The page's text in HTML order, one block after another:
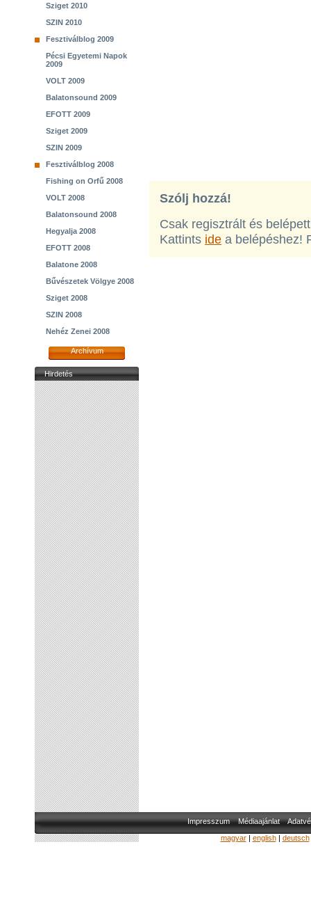
Sziget 2010
SZIN 2010
Fesztiválblog 2009
Pécsi Egyetemi Napok
2009
VOLT 2009
Balatonsound 2009
EFOTT 2009
Sziget 2009
SZIN 2009
Fesztiválblog 2008
Fishing on Orfű 2008
VOLT 2008
Balatonsound 2008
Hegyalja 2008
EFOTT 2008
Balatone 2008
Bűvészetek Völgye 2008
Sziget 2008
SZIN 2008
Nehéz Zenei 2008
Archívum
Hirdetés
Szólj hozzá!
Csak regisztrált és
Kattints ide a belépéshez!
Impresszum Médiaajánlat
magyar| english| deutsch